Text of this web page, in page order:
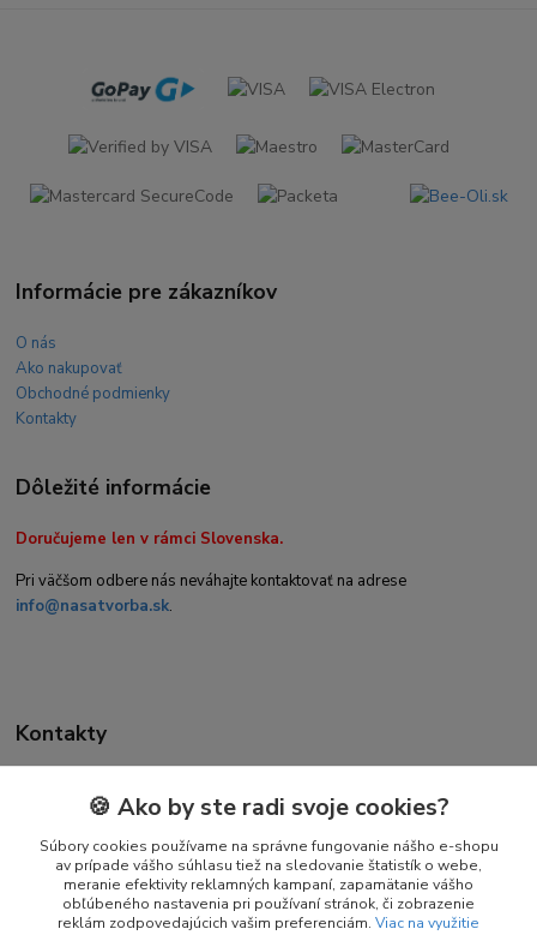
Informácie pre zákazníkov
O nás
Ako nakupovať
Obchodné podmienky
Kontakty
Dôležité informácie
Doručujeme len v rámci Slovenska.
Pri väčšom odbere nás neváhajte kontaktovať na adrese
info@nasatvorba.sk.
Kontakty
+421 944 947 463
(Pon-Pia 08:00-16:00)
info@nasatvorba.sk
🍪 Ako by ste radi svoje cookies?
Súbory cookies používame na správne fungovanie nášho e-shopu
av prípade vášho súhlasu tiež na sledovanie štatistík o webe,
meranie efektivity reklamných kampaní, zapamätanie vášho
obľúbeného nastavenia pri používaní stránok, či zobrazenie
reklám zodpovedajúcich vašim preferenciám. Viac na využitie